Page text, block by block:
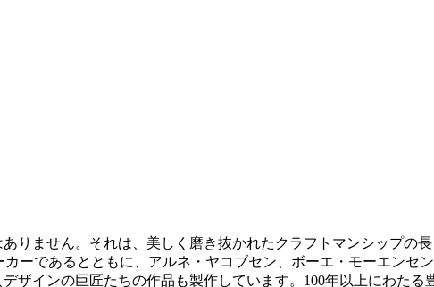
りません。それは、美しく磨き抜かれたクラフトマンシップの
ーであるとともに、アルネ・ヤコブセン、ボーエ・モーエンセ
ザインの巨匠たちの作品も製作しています。100年以上にわた